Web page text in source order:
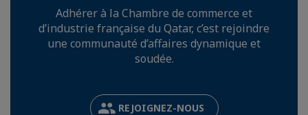
Adhérer à la Chambre de commerce et
d’industrie française du Qatar, c’est rejoindre
une communauté d’affaires dynamique et
soudée.
REJOIGNEZ-NOUS